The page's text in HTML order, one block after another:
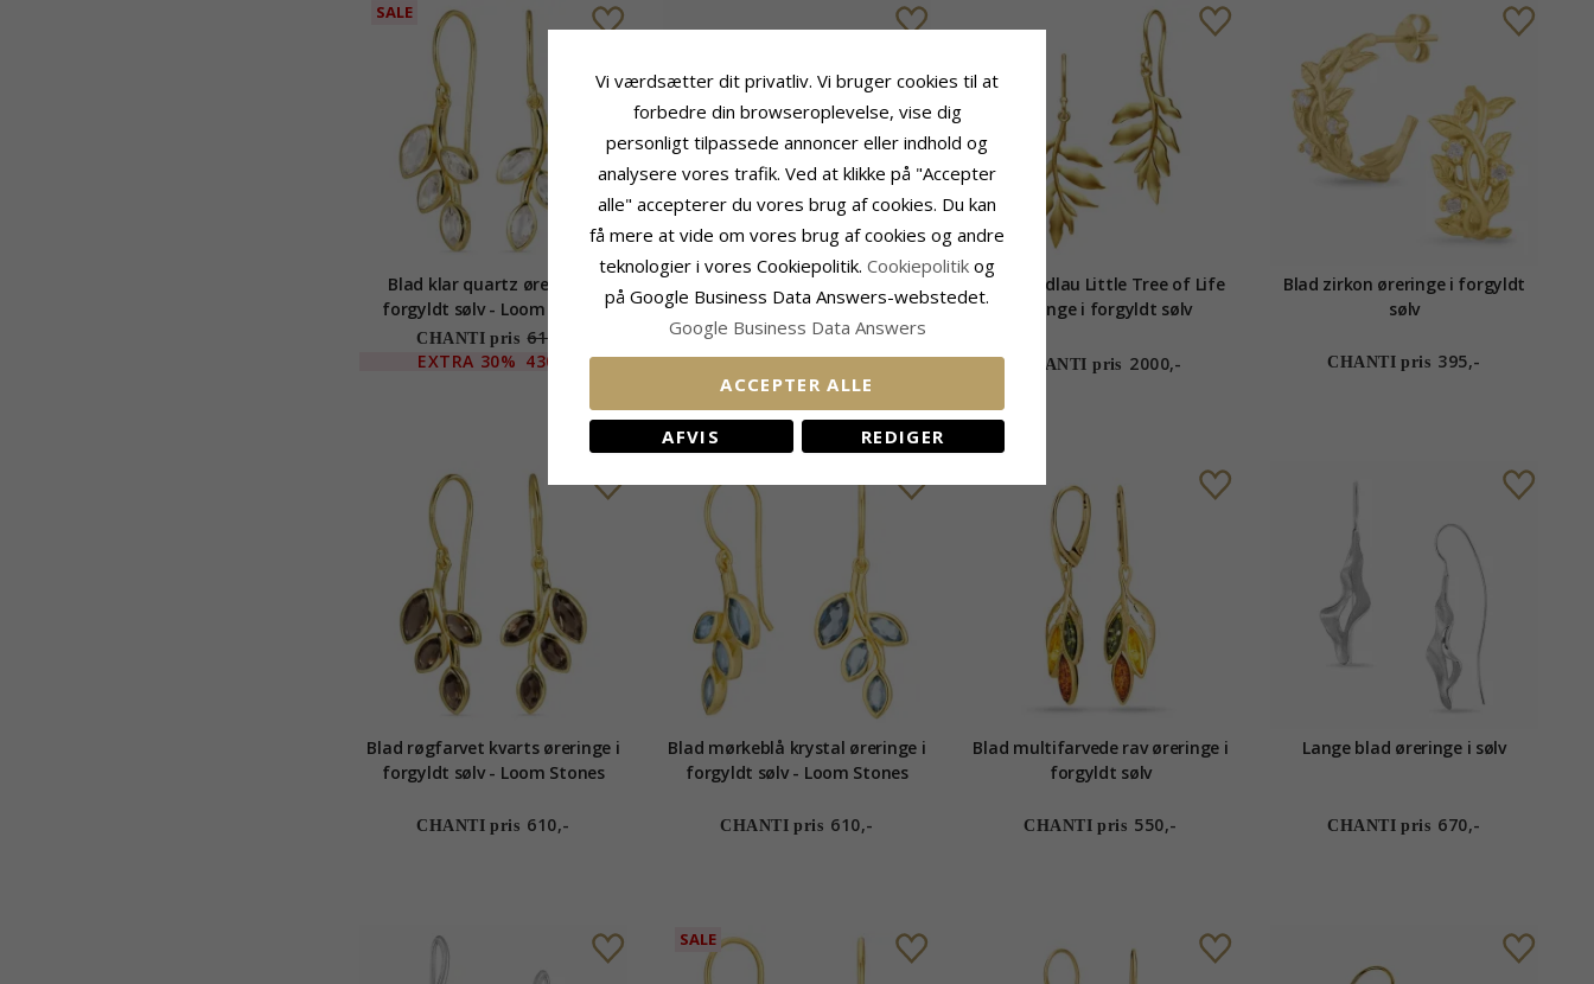
SALE
Blad klar quartz øreringe i
forgyldt sølv - Loom Stones
CHANTI pris 610,-
EXTRA 30% 430,-
Firkløver ørestikker i sølv
CHANTI pris 235,-
Julie Sandlau Little Tree of Life
øreringe i forgyldt sølv
CHANTI pris 2000,-
Blad zirkon øreringe i forgyldt
sølv
CHANTI pris 395,-
Blad røgfarvet kvarts øreringe i
forgyldt sølv - Loom Stones
CHANTI pris 610,-
Blad mørkeblå krystal øreringe i
forgyldt sølv - Loom Stones
CHANTI pris 610,-
Blad multifarvede rav øreringe i
forgyldt sølv
CHANTI pris 550,-
Lange blad øreringe i sølv
CHANTI pris 670,-
SALE
Vi værdsætter dit privatliv. Vi bruger cookies til at
forbedre din browseroplevelse, vise dig
personligt tilpassede annoncer eller indhold og
analysere vores trafik. Ved at klikke på "Accepter
alle" accepterer du vores brug af cookies. Du kan
få mere at vide om vores brug af cookies og andre
teknologier i vores Cookiepolitik. Cookiepolitik og
på Google Business Data Answers-webstedet.
Google Business Data Answers
ACCEPTER ALLE
AFVIS REDIGER